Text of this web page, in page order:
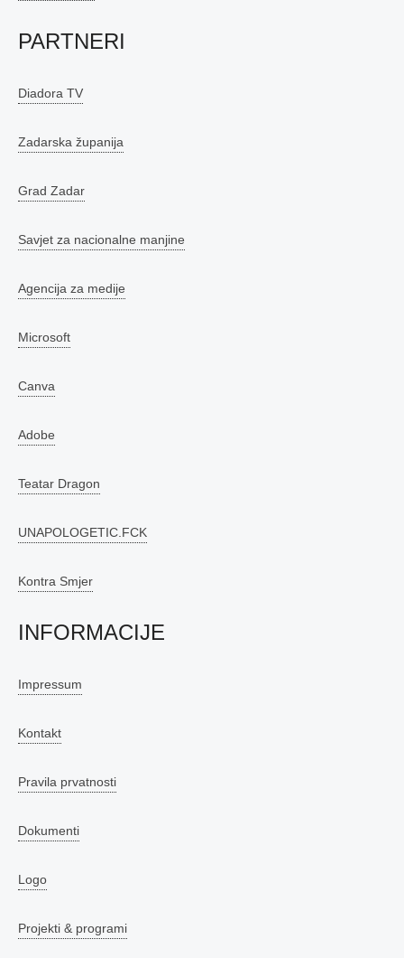
PARTNERI
Diadora TV
Zadarska županija
Grad Zadar
Savjet za nacionalne manjine
Agencija za medije
Microsoft
Canva
Adobe
Teatar Dragon
UNAPOLOGETIC.FCK
Kontra Smjer
INFORMACIJE
Impressum
Kontakt
Pravila prvatnosti
Dokumenti
Logo
Projekti & programi